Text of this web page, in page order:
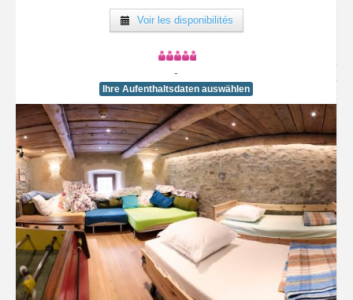
Voir les disponibilités
-
Ihre Aufenthaltsdaten auswählen